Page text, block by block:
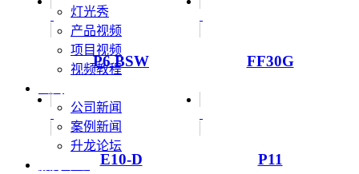
灯光秀
产品视频
项目视频
视频教程
公司新闻
案例新闻
升龙论坛
P6 BSW FF30G
E10-D P11